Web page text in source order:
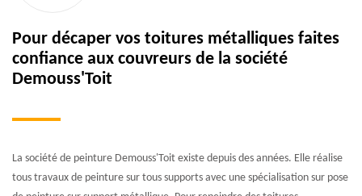
Pour décaper vos toitures métalliques faites
confiance aux couvreurs de la société
Demouss'Toit
La société de peinture Demouss'Toit existe depuis des années. Elle réalise
tous travaux de peinture sur tous supports avec une spécialisation sur pose